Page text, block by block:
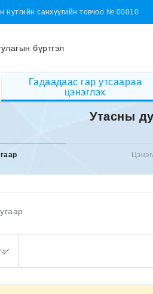
нутгийн санхүүгийн товчоо № 00010
бүртгэл
Гадаадаас гар утсаараа
цэнэглэх
Утасны